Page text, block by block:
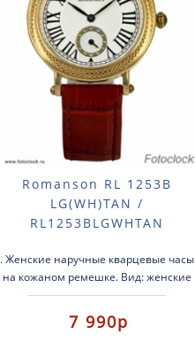
Romanson RL 1253B
LG(WH)TAN /
RL1253BLGWHTAN
. Женские наручные кварцевые часы
на кожаном ремешке. Вид: женские
часы.Тип механизма:
кварцевые.Корпус: нержавеющая
сталь с позо..
7 990р